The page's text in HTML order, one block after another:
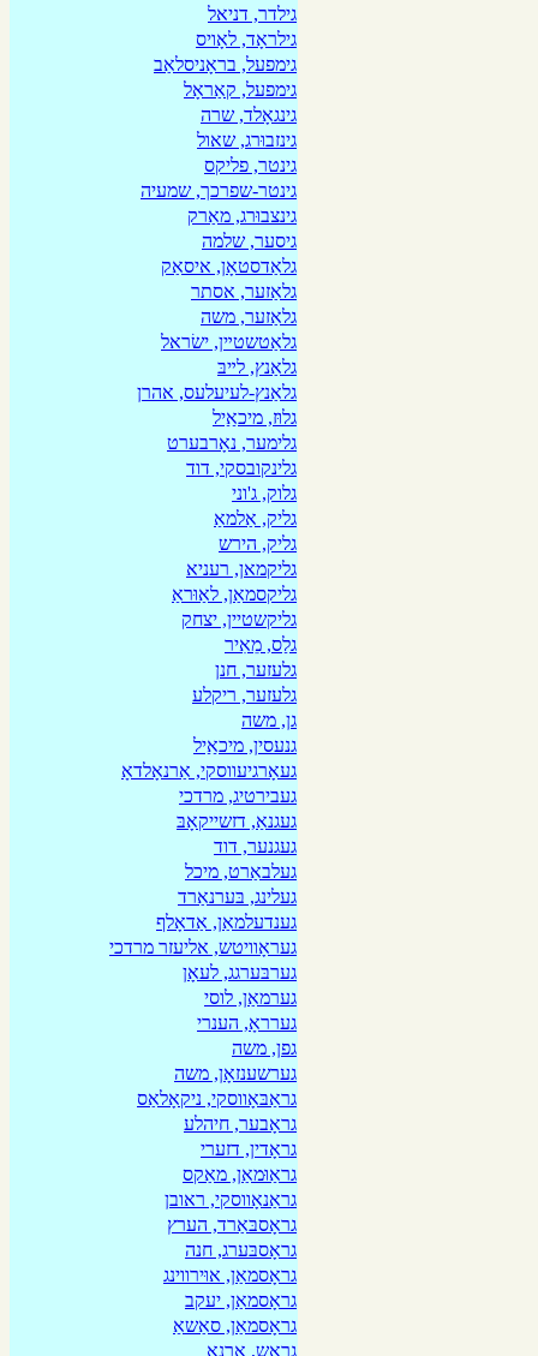
גילדר, דניאל
גילראָד, לאָויס
גימפעל, בראָניסלאַב
גימפעל, קאַראָל
גינגאָלד, שרה
גינזבוּרג, שאול
גינטר, פליקס
גינטר-שפרכך, שמעיה
גינצבוּרג, מאַרק
גיסער, שלמה
גלאַדסטאָן, איסאַק
גלאַזער, אסתר
גלאַזער, משה
גלאַטשטײן, ישׂראל
גלאַנץ, לײבּ
גלאַנץ-לעיעלעס, אהרן
גלוּז, מיכאַַיל
גלימער, נאָרבערט
גלינקובסקי, דוד
גלוק, ג'וני
גליק, אַלמאַ
גליק, הירש
גליקמאן, רעניא
גליקסמאַן, לאַוּראַ
גליקשטיין, יצחק
גלַס, מֵאִיר
גלעזער, חנן
גלעזער, ריקלע
גן, משה
גנעסין, מיכאַַיל
געאָרגיעווסקי, אַרנאָלדאָ
געבירטיג, מרדכי
געגנאַ, דזשייקאָבּ
געגנער, דוד
געלבאַרט, מיכל
געלינג, בּערנאַרד
גענדעלמאַן, אַדאָלף
געראָוויטש, אליעזר מרדכי
גערבּערגג, לעאָן
גערמאַן, לוסי
גערראָ, הענרי
גפן, משה
גערשענזאָן, משה
גראַבּאָווסקי, ניקאָלאַס
גראָבער, חיהלע
גראָדין, דזערי
גראַוּמאַן, מאַקס
גראַנאָווסקי, ראובן
גראָסבּאַרד, הערץ
גראָסבּערג, חנה
גראָסמאַן, אוּירווינג
גראָסמאַן, יעקב
גראָסמאַן, סאַשאַ
גראָש, אֶרנאָ